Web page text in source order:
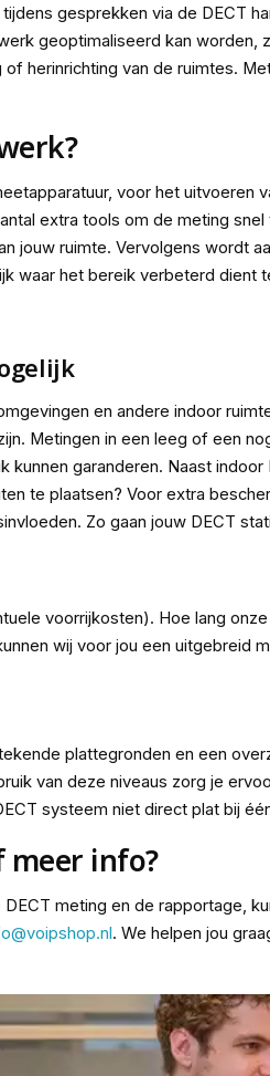
gesprekken via de DECT
geoptimaliseerd kan worden,
herinrichting van de ruimtes.
voor het uitvoeren
extra tools om de meting
jouw ruimte. Vervolgens wordt
waar het bereik verbeterd dient
en andere indoor
Metingen in een leeg of een
garanderen. Naast
te plaatsen? Voor extra
Zo gaan jouw DECT
voorrijkosten). Hoe lang
wij voor jou een uitgebreid
plattegronden en een
van deze niveaus zorg je
systeem niet direct plat bij
meer info?
meting en de rapportage,
. We helpen jou